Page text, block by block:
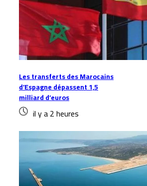
Les transferts des Marocains
d’Espagne dépassent 1,5
milliard d’euros
il y a 2 heures